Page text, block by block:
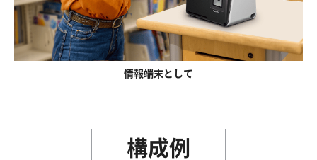
情報端末として
構成例